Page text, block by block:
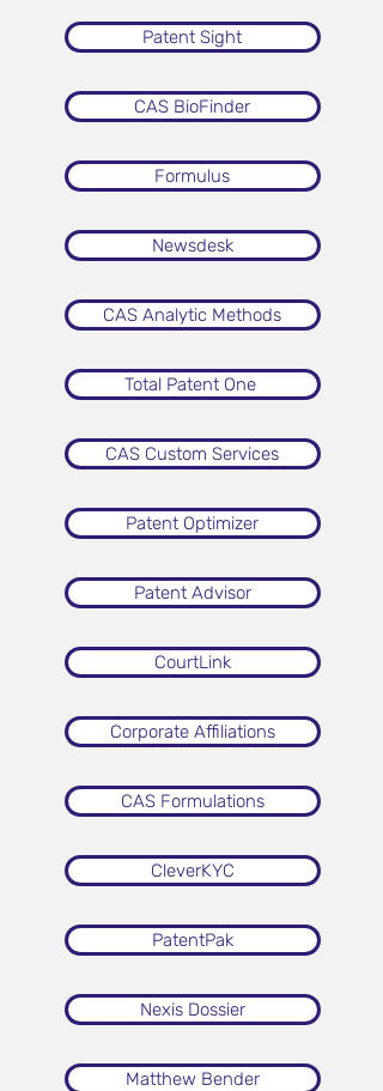
Patent Sight
CAS BioFinder
Formulus
Newsdesk
CAS Analytic Methods
Total Patent One
CAS Custom Services
Patent Optimizer
Patent Advisor
CourtLink
Corporate Affiliations
CAS Formulations
CleverKYC
PatentPak
Nexis Dossier
Matthew Bender